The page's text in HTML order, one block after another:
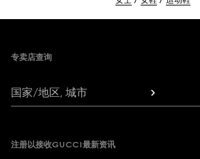
专卖店查询
国家/地区, 城市
注册以接收GUCCI最新资讯